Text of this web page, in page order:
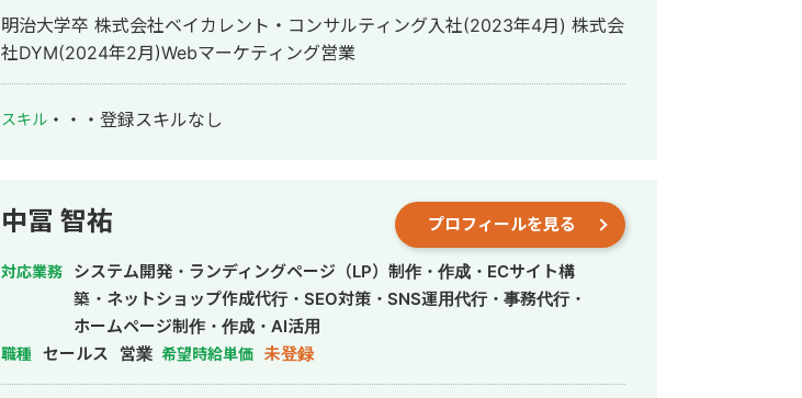
ンション屋根全面改修工事 （神奈川県横浜市） ５階建、RC造、114戸
総工費：1億2,500万円 ・マンション大規模修繕工事 （東京都町田市） 11
階建、RC造、56戸 総工費：6,450万円 ・フォーラム型マンション 年間修
明治大学卒 株式会社ベイカレント・コンサルティング入社(2023年4月) 株式会
社DYM(2024年2月)Webマーケティング営業
スキル ・・・ 登録スキルなし
中冨 智祐 プロフィールを見る
対応業務
システム開発・ランディングページ（LP）制作・作成・ECサイト構
築・ネットショップ作成代行・SEO対策・SNS運用代行・事務代行・
ホームページ制作・作成・AI活用
職種 セールス 営業 希望時給単価 未登録